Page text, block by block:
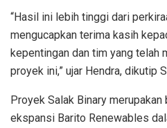
“Hasil ini lebih tinggi dari
mengucapkan terima kasih
kepentingan dan tim yang telah
proyek ini,” ujar Hendra, dikutip
Proyek Salak Binary
ekspansi Barito Renewables